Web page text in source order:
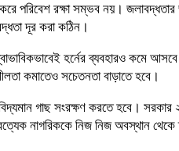
পরিবেশ রক্ষা সম্ভব নয়।
দূর করা কঠিন।
হর্নের ব্যবহারও কমে
কমাতেও সচেতনতা বাড়াতে হবে।
গাছ সংরক্ষণ করতে হবে।
নাগরিককে নিজ নিজ অবস্থান থেকে